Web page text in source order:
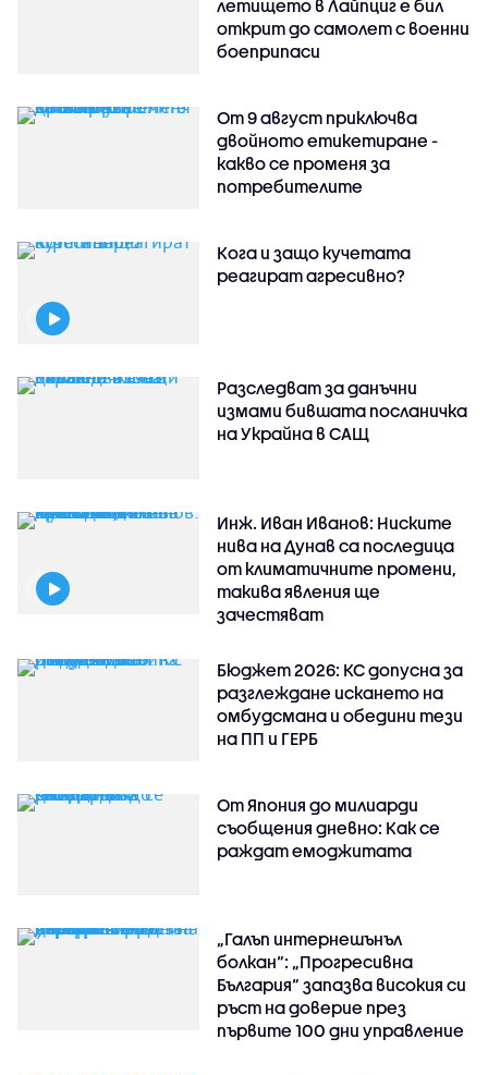
летището в Лайпциг е бил
открит до самолет с военни
боеприпаси
От 9 август приключва
двойното етикетиране -
какво се променя за
потребителите
Кога и защо кучетата
реагират агресивно?
Разследват за данъчни
измами бившата посланичка
на Украйна в САЩ
Инж. Иван Иванов: Ниските
нива на Дунав са последица
от климатичните промени,
такива явления ще
зачестяват
Бюджет 2026: КС допусна за
разглеждане искането на
омбудсмана и обедини тези
на ПП и ГЕРБ
От Япония до милиарди
съобщения дневно: Как се
раждат емоджитата
„Галъп интернешънъл
болкан“: „Прогресивна
България“ запазва високия си
ръст на доверие през
първите 100 дни управление